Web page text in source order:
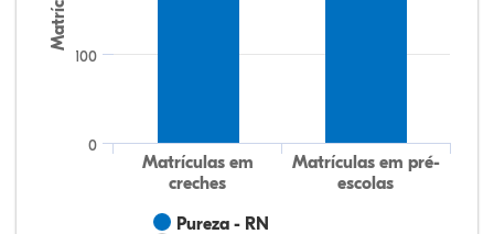
Pureza - RN
Matrículas em
creches
Matrículas em pré-
escolas
0
100